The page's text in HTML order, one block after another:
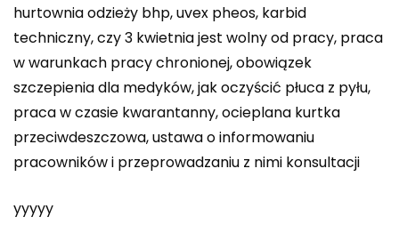
hurtownia odzieży bhp, uvex pheos, karbid
techniczny, czy 3 kwietnia jest wolny od pracy, praca
w warunkach pracy chronionej, obowiązek
szczepienia dla medyków, jak oczyścić płuca z pyłu,
praca w czasie kwarantanny, ocieplana kurtka
przeciwdeszczowa, ustawa o informowaniu
pracowników i przeprowadzaniu z nimi konsultacji
yyyyy